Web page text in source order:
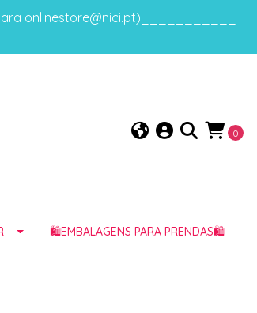
onlinestore@nici.pt)___________
0
🛍️EMBALAGENS PARA PRENDAS🛍️